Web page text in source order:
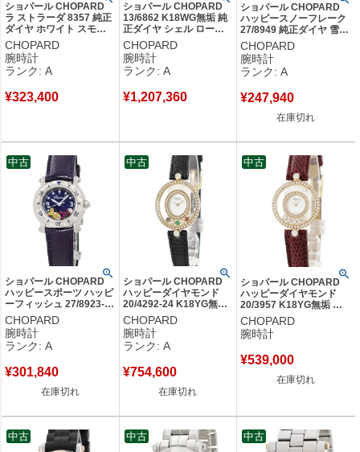
ショパール CHOPARD
ラ ストラーダ 8357 純正
ダイヤ ホワイト スモー
ルセコンド ローマン レ
ディース 腕時計クオーツ
ホワイト 【中古】中古美
品
CHOPARD
腕時計
ランク: A
¥323,400
ショパール CHOPARD
13/6862 K18WG無垢 純
正ダイヤ シェル ローマ
ン スクエア レディース
腕時計クオーツ シルバー
【中古】中古美品
CHOPARD
腕時計
ランク: A
¥1,207,360
ショパール CHOPARD
ハッピースノーフレーク
27/8949 純正ダイヤ 雪の
結晶 ホワイト デイト レ
ディース 腕時計クオーツ
ホワイト 【中古】中古美
品
CHOPARD
腕時計
ランク: A
¥247,940
在庫切れ
ショパール CHOPARD
ハッピースポーツ ハッピ
ーフィッシュ 27/8923-
402 純正イエローサファ
イア&ルビー レディース
腕時計クオーツ ネイビー
【中古】中古美品
CHOPARD
腕時計
ランク: A
¥301,840
在庫切れ
中古
ショパール CHOPARD
ハッピーダイヤモンド
20/4292-24 K18YG無垢
純正ダイヤ&カラースト
ーン ムービング レディ
ース 腕時計クオーツ ホ
ワイト 【中古】中古美品
CHOPARD
腕時計
ランク: A
¥754,600
在庫切れ
中古
ショパール CHOPARD
ハッピーダイヤモンド
20/3957 K18YG無垢 純
正ダイヤ ムービングダイ
ヤモンド レディース 腕時
計クオーツ ホワイト 【中
CHOPARD
腕時計
¥539,000
在庫切れ
中古
中古 中古 中古